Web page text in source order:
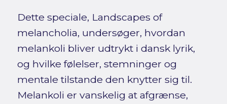
Dette speciale, Landscapes of
melancholia, undersøger, hvordan
melankoli bliver udtrykt i dansk lyrik,
og hvilke følelser, stemninger og
mentale tilstande den knytter sig til.
Melankoli er vanskelig at afgrænse,